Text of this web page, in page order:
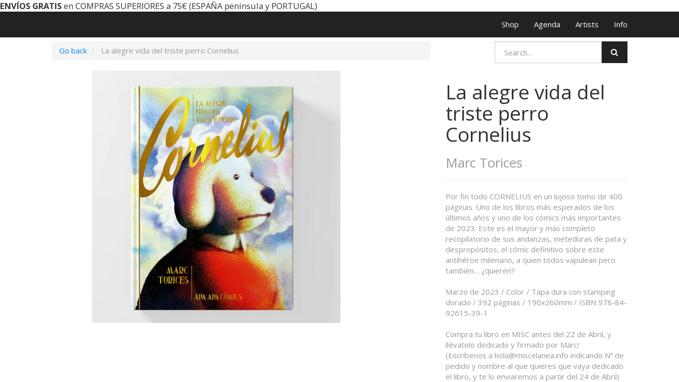
ENVÍOS GRATISen COMPRAS SUPERIORES a 75€ (ESPAÑA península y PORTUGAL)
Shop Agenda Artists Info
Go back La alegre vida del triste perro Cornelius
La alegre vida del
triste perro
Cornelius
Marc Torices
Por fin todo CORNELIUS en un lujoso tomo de 400
páginas. Uno de los libros más esperados de los
últimos años y uno de los cómics más importantes
de 2023. Este es el mayor y más completo
recopilatorio de sus andanzas, meteduras de pata y
despropósitos, el cómic definitivo sobre este
antihéroe milenario, a quien todos vapulean pero
también… ¿quieren?
Marzo de 2023 / Color / Tapa dura con stamping
dorado / 392 páginas / 190x260mm / ISBN 978-84-
92615-39-1
Compra tu libro en MISC antes del 22 de Abril, y
llévatelo dedicado y firmado por Marc!
(Escríbenos a hola@miscelanea.info indicando Nº de
pedido y nombre al que quieres que vaya dedicado
el libro, y te lo enviaremos a partir del 24 de Abril)